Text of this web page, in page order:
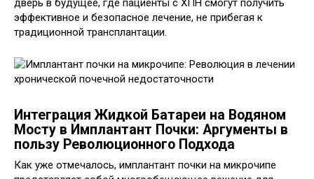
дверь в будущее, где пациенты с ХПН смогут получить
эффективное и безопасное лечение, не прибегая к
традиционной трансплантации.
Интеграция Жидкой Батареи на Водяном
Мосту в Имплантант Почки: Аргументы в
пользу Революционного Подхода
Как уже отмечалось, имплантант почки на микрочипе